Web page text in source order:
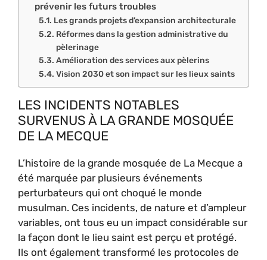
prévenir les futurs troubles
Les grands projets d’expansion architecturale
Réformes dans la gestion administrative du
pèlerinage
Amélioration des services aux pèlerins
Vision 2030 et son impact sur les lieux saints
LES INCIDENTS NOTABLES
SURVENUS À LA GRANDE MOSQUÉE
DE LA MECQUE
L’histoire de la grande mosquée de La Mecque a
été marquée par plusieurs événements
perturbateurs qui ont choqué le monde
musulman. Ces incidents, de nature et d’ampleur
variables, ont tous eu un impact considérable sur
la façon dont le lieu saint est perçu et protégé.
Ils ont également transformé les protocoles de